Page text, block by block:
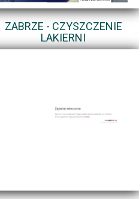
ZABRZE - CZYSZCZENIE
LAKIERNI